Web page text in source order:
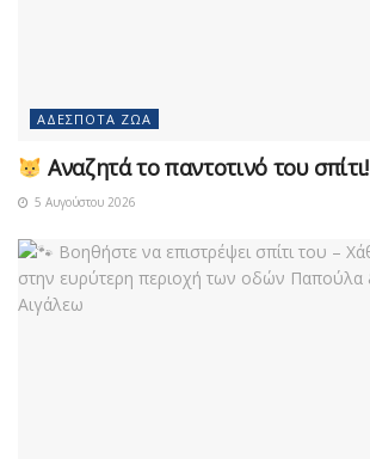
ΑΔΈΣΠΟΤΑ ΖΏΑ
Αναζητά το παντοτινό του σπίτι!
5 Αυγούστου 2026